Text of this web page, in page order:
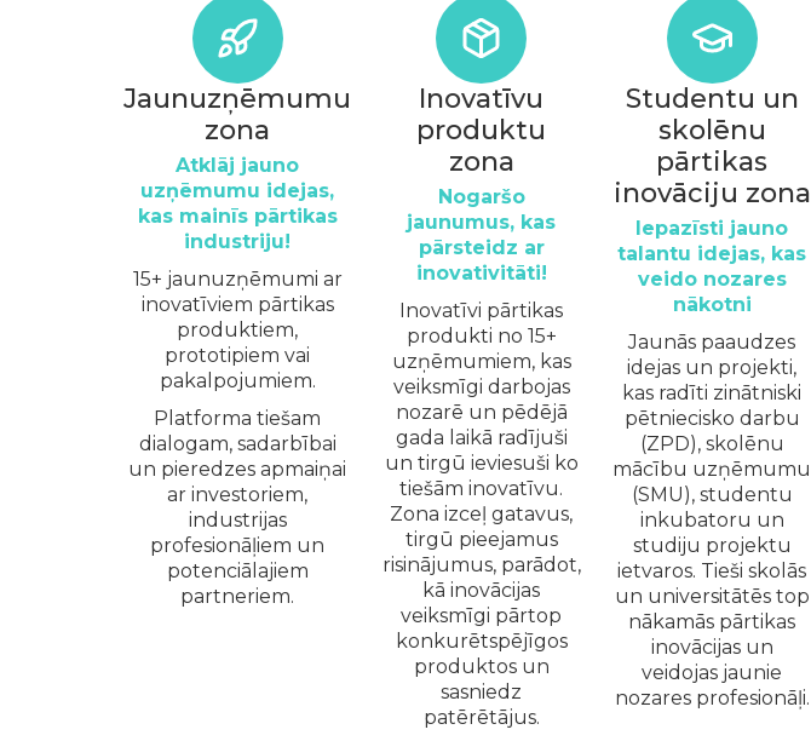
Jaunuzņēmumu
zona
Atklāj jauno
uzņēmumu idejas,
kas mainīs pārtikas
industriju!
15+ jaunuzņēmumi ar
inovatīviem pārtikas
produktiem,
prototipiem vai
pakalpojumiem.
Platforma tiešam
dialogam, sadarbībai
un pieredzes apmaiņai
ar investoriem,
industrijas
profesionāļiem un
potenciālajiem
partneriem.
Inovatīvu
produktu
zona
Nogaršo
jaunumus, kas
pārsteidz ar
inovativitāti!
Inovatīvi pārtikas
produkti no 15+
uzņēmumiem, kas
veiksmīgi darbojas
nozarē un pēdējā
gada laikā radījuši
un tirgū ieviesuši ko
tiešām inovatīvu.
Zona izceļ gatavus,
tirgū pieejamus
risinājumus, parādot,
kā inovācijas
veiksmīgi pārtop
konkurētspējīgos
produktos un
sasniedz
patērētājus.
Studentu un
skolēnu
pārtikas
inovāciju zona
Iepazīsti jauno
talantu idejas, kas
veido nozares
nākotni
Jaunās paaudzes
idejas un projekti,
kas radīti zinātniski
pētniecisko darbu
(ZPD), skolēnu
mācību uzņēmumu
(SMU), studentu
inkubatoru un
studiju projektu
ietvaros. Tieši skolās
un universitātēs top
nākamās pārtikas
inovācijas un
veidojas jaunie
nozares profesionāļi.